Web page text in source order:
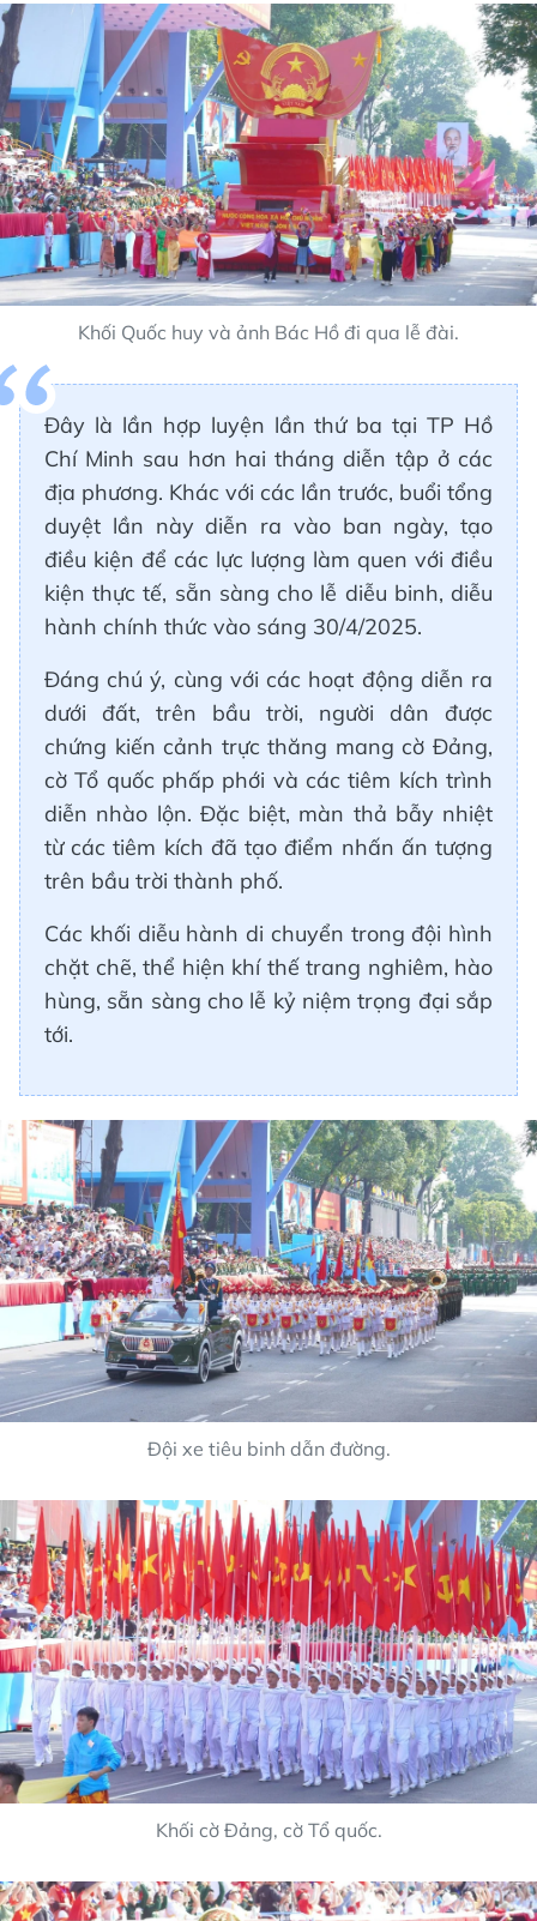
Khối Quốc huy và ảnh Bác Hồ đi qua lễ đài.
Đây là lần hợp luyện lần thứ ba tại TP Hồ
Chí Minh sau hơn hai tháng diễn tập ở các
địa phương. Khác với các lần trước, buổi tổng
duyệt lần này diễn ra vào ban ngày, tạo
điều kiện để các lực lượng làm quen với điều
kiện thực tế, sẵn sàng cho lễ diễu binh, diễu
hành chính thức vào sáng 30/4/2025.
Đáng chú ý, cùng với các hoạt động diễn ra
dưới đất, trên bầu trời, người dân được
chứng kiến cảnh trực thăng mang cờ Đảng,
cờ Tổ quốc phấp phới và các tiêm kích trình
diễn nhào lộn. Đặc biệt, màn thả bẫy nhiệt
từ các tiêm kích đã tạo điểm nhấn ấn tượng
trên bầu trời thành phố.
Các khối diễu hành di chuyển trong đội hình
chặt chẽ, thể hiện khí thế trang nghiêm, hào
hùng, sẵn sàng cho lễ kỷ niệm trọng đại sắp
tới.
Đội xe tiêu binh dẫn đường.
Khối cờ Đảng, cờ Tổ quốc.